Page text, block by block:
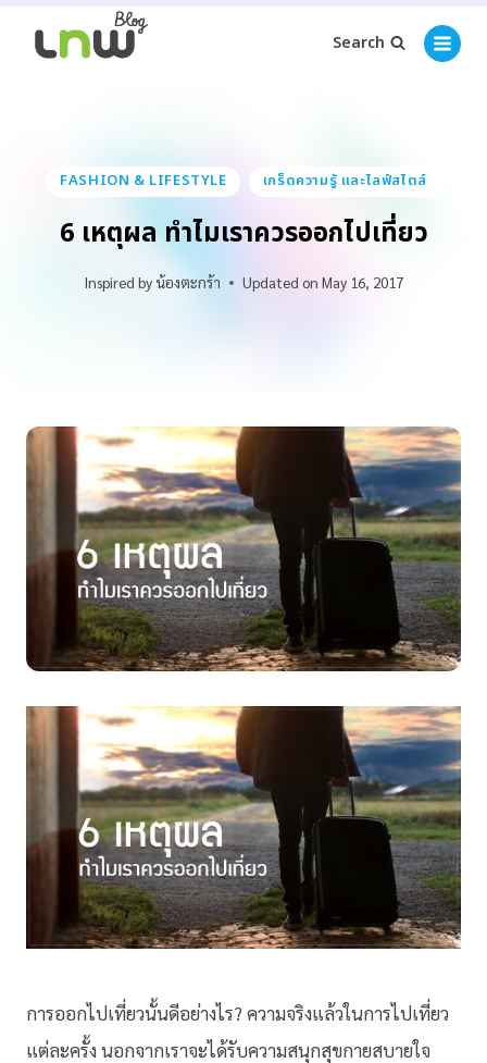
Search
FASHION & LIFESTYLE เกร็ดความรู้ และไลฟ์สไตล์
6 เหตุผล ทำไมเราควรออกไปเที่ยว
Inspired by น้องตะกร้า Updated on May 16, 2017
การออกไปเที่ยวนั้นดีอย่างไร? ความจริงแล้วในการไปเที่ยว
แต่ละครั้ง นอกจากเราจะได้รับความสนุกสุขกายสบายใจ